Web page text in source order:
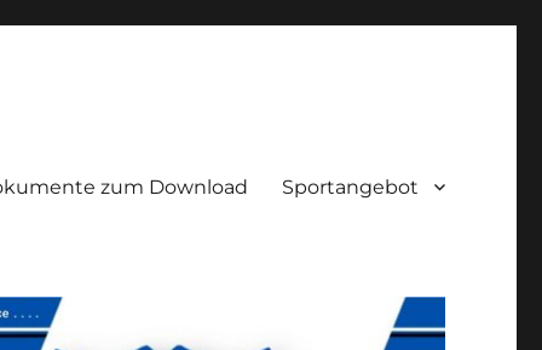
zum Download Sportangebot